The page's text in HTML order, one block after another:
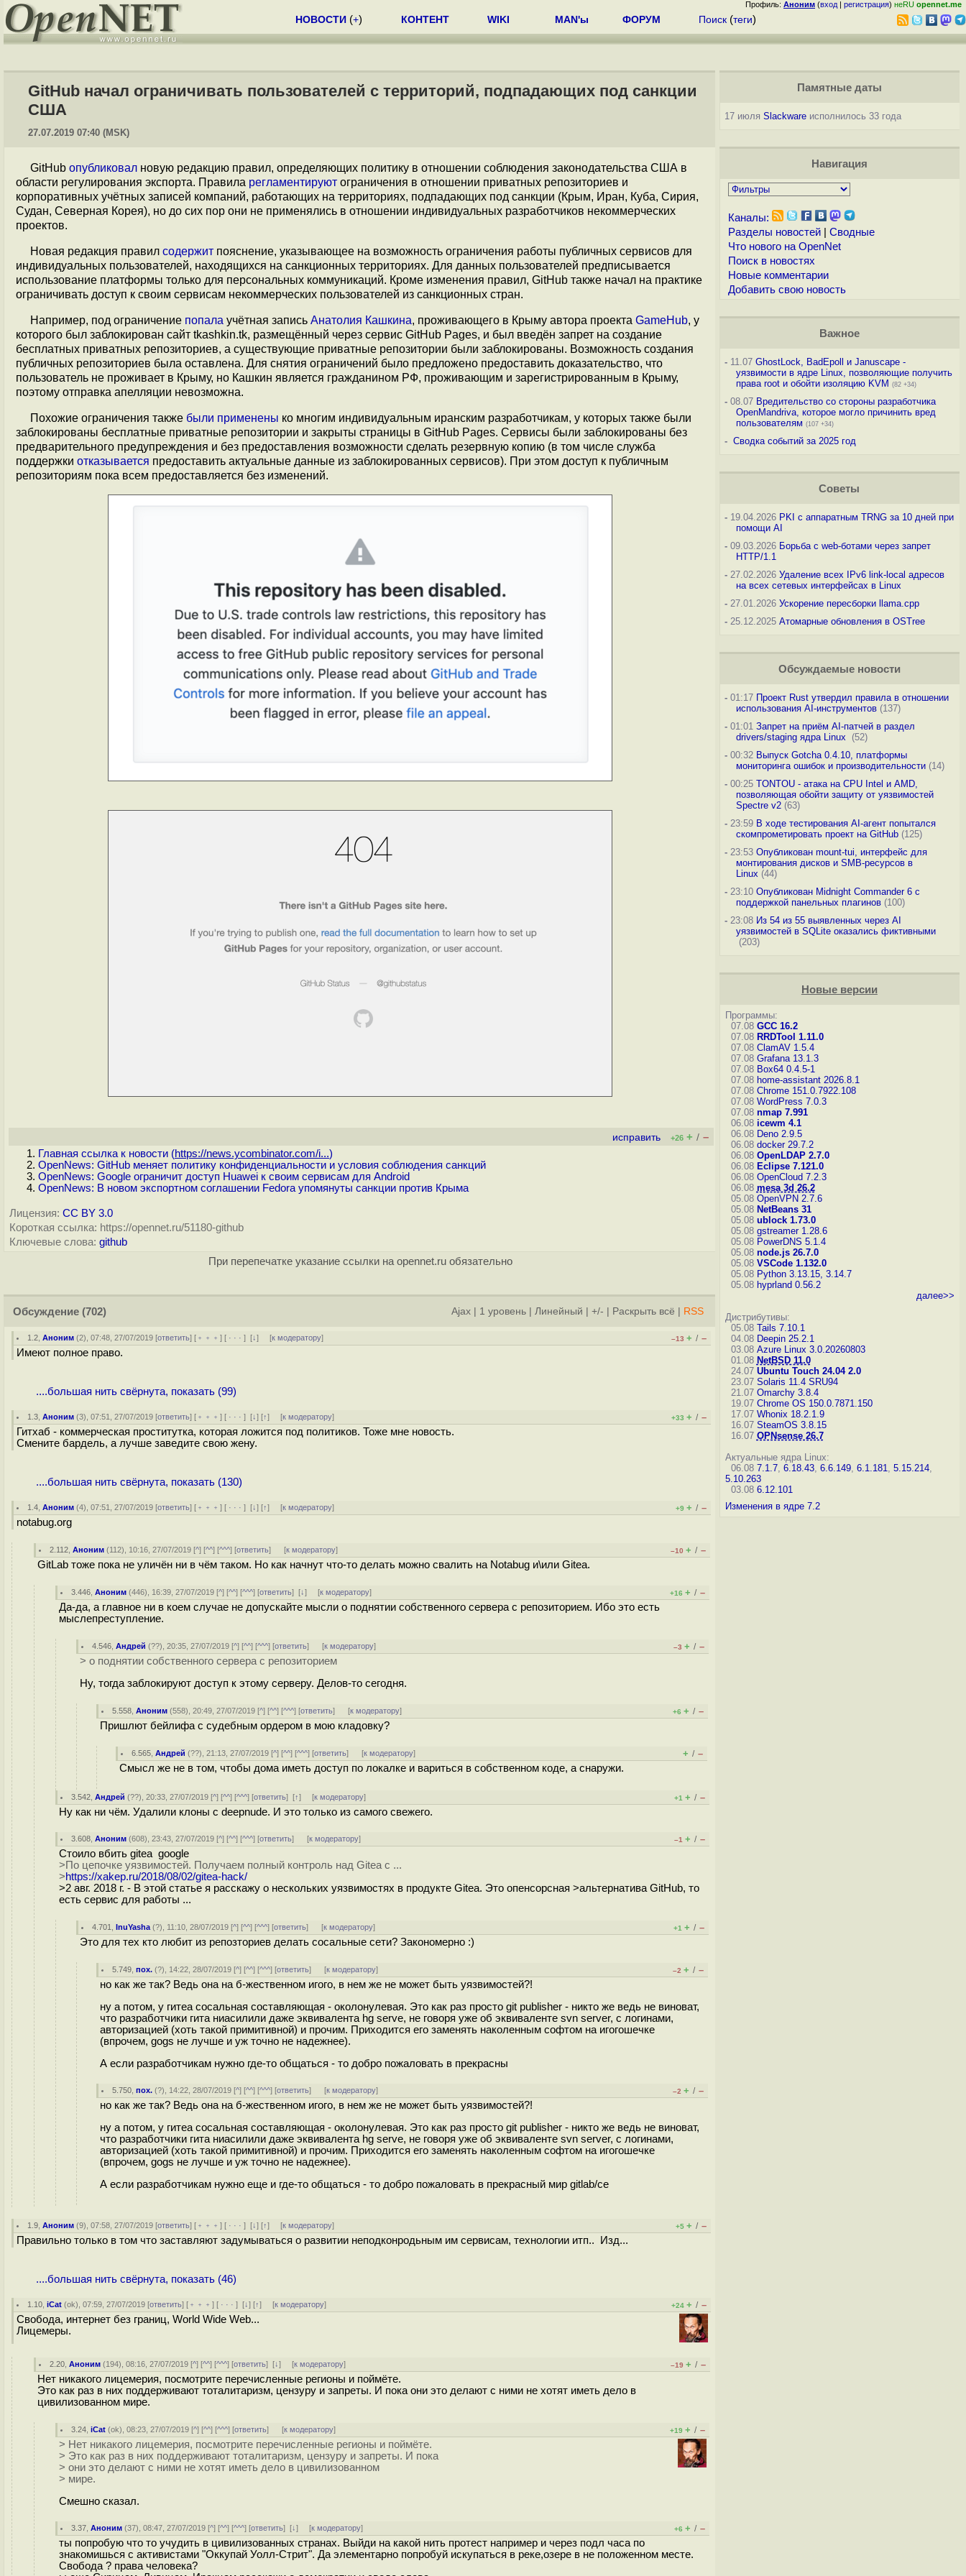
Профиль: Аноним (вход | регистрация) неRU opennet.me
НОВОСТИ (+) КОНТЕНТ WIKI MAN'ы ФОРУМ Поиск (теги)
GitHub начал ограничивать пользователей с территорий, подпадающих под санкции
США
27.07.2019 07:40 (MSK)
GitHub опубликовал новую редакцию правил, определяющих политику в отношении соблюдения законодательства США в
области регулирования экспорта. Правила регламентируют ограничения в отношении приватных репозиториев и
корпоративных учётных записей компаний, работающих на территориях, подпадающих под санкции (Крым, Иран, Куба, Сирия,
Судан, Северная Корея), но до сих пор они не применялись в отношении индивидуальных разработчиков некоммерческих
проектов.
Новая редакция правил содержит пояснение, указывающее на возможность ограничения работы публичных сервисов для
индивидуальных пользователей, находящихся на санкционных территориях. Для данных пользователей предписывается
использование платформы только для персональных коммуникаций. Кроме изменения правил, GitHub также начал на практике
ограничивать доступ к своим сервисам некоммерческих пользователей из санкционных стран.
Например, под ограничение попала учётная запись Анатолия Кашкина, проживающего в Крыму автора проекта GameHub, у
которого был заблокирован сайт tkashkin.tk, размещённый через сервис GitHub Pagеs, и был введён запрет на создание
бесплатных приватных репозиториев, а существующие приватные репозитории были заблокированы. Возможность создания
публичных репозиториев была оставлена. Для снятия ограничений было предложено предоставить доказательство, что
пользователь не проживает в Крыму, но Кашкин является гражданином РФ, проживающим и зарегистрированным в Крыму,
поэтому отправка апелляции невозможна.
Похожие ограничения также были применены ко многим индивидуальным иранским разработчикам, у которых также были
заблокированы бесплатные приватные репозитории и закрыты страницы в GitHub Pagеs. Сервисы были заблокированы без
предварительного предупреждения и без предоставления возможности сделать резервную копию (в том числе служба
поддержки отказывается предоставить актуальные данные из заблокированных сервисов). При этом доступ к публичным
репозиториям пока всем предоставляется без изменений.
исправить +26 + / –
Главная ссылка к новости (https://news.ycombinator.com/i...)
OpenNews: GitHub меняет политику конфиденциальности и условия соблюдения санкций
OpenNews: Google ограничит доступ Huawei к своим сервисам для Android
OpenNews: В новом экспортном соглашении Fedora упомянуты санкции против Крыма
Лицензия: CC BY 3.0
Короткая ссылка: https://opennet.ru/51180-github
Ключевые слова: github
При перепечатке указание ссылки на opennet.ru обязательно
Обсуждение (702) Ajax 1 уровень Линейный +/- Раскрыть всё RSS
1.2 ,Аноним (2), 07:48, 27/07/2019 [ответить] [ ﹢﹢﹢] [ · · ·][↓] [к модератору] –13 + / –
Имеют полное право.
....большая нить свёрнута, показать (99)
1.3 ,Аноним (3), 07:51, 27/07/2019 [ответить] [ ﹢﹢﹢] [ · · ·][↓] [↑] [к модератору] +33 + / –
Гитхаб - коммерческая проститутка, которая ложится под политиков. Тоже мне новость.
Смените бардель, а лучше заведите свою жену.
....большая нить свёрнута, показать (130)
1.4 ,Аноним (4), 07:51, 27/07/2019 [ответить] [ ﹢﹢﹢] [ · · ·][↓] [↑] [к модератору] +9 + / –
notabug.org
2.112 ,Аноним (112), 10:16, 27/07/2019 [^] [^^] [^^^] [ответить] [к модератору] –10 + / –
GitLab тоже пока не уличён ни в чём таком. Но как начнут что-то делать можно свалить на Notabug и\или Gitea.
3.446 ,Аноним (446), 16:39, 27/07/2019 [^] [^^] [^^^] [ответить][↓] [к модератору] +16 + / –
Да-да, а главное ни в коем случае не допускайте мысли о поднятии собственного сервера с репозиторием. Ибо это есть
мыслепреступление.
4.546 ,Андрей (??), 20:35, 27/07/2019 [^] [^^] [^^^] [ответить] [к модератору] –3 + / –
> о поднятии собственного сервера с репозиторием
Ну, тогда заблокируют доступ к этому серверу. Делов-то сегодня.
5.558 ,Аноним (558), 20:49, 27/07/2019 [^] [^^] [^^^] [ответить] [к модератору] +6 + / –
Пришлют бейлифа с судебным ордером в мою кладовку?
6.565 ,Андрей (??), 21:13, 27/07/2019 [^] [^^] [^^^] [ответить] [к модератору] + / –
Смысл же не в том, чтобы дома иметь доступ по локалке и вариться в собственном коде, а снаружи.
3.542 ,Андрей (??), 20:33, 27/07/2019 [^] [^^] [^^^] [ответить][↑] [к модератору] +1 + / –
Ну как ни чём. Удалили клоны с deepnude. И это только из самого свежего.
3.608 ,Аноним (608), 23:43, 27/07/2019 [^] [^^] [^^^] [ответить] [к модератору] –1 + / –
Стоило вбить gitea google
>По цепочке уязвимостей. Получаем полный контроль над Gitea с ...
>https://xakep.ru/2018/08/02/gitea-hack/
>2 авг. 2018 г. - В этой статье я расскажу о нескольких уязвимостях в продукте Gitea. Это опенсорсная >альтернатива GitHub, то
есть сервис для работы ...
4.701 ,InuYasha (?), 11:10, 28/07/2019 [^] [^^] [^^^] [ответить] [к модератору] +1 + / –
Это для тех кто любит из репозториев делать сосальные сети? Закономерно :)
5.749 ,пох. (?), 14:22, 28/07/2019 [^] [^^] [^^^] [ответить] [к модератору] –2 + / –
но как же так? Ведь она на б-жественном игого, в нем же не может быть уязвимостей?!
ну а потом, у гитеа сосальная составляющая - околонулевая. Это как раз просто git publisher - никто же ведь не виноват,
что разработчики гита ниасилили даже эквивалента hg serve, не говоря уже об эквиваленте svn server, с логинами,
авторизацией (хоть такой примитивной) и прочим. Приходится его заменять наколенным софтом на игогошечке
(впрочем, gogs не лучше и уж точно не надежнее).
А если разработчикам нужно где-то общаться - то добро пожаловать в прекрасны
5.750 ,пох. (?), 14:22, 28/07/2019 [^] [^^] [^^^] [ответить] [к модератору] –2 + / –
но как же так? Ведь она на б-жественном игого, в нем же не может быть уязвимостей?!
ну а потом, у гитеа сосальная составляющая - околонулевая. Это как раз просто git publisher - никто же ведь не виноват,
что разработчики гита ниасилили даже эквивалента hg serve, не говоря уже об эквиваленте svn server, с логинами,
авторизацией (хоть такой примитивной) и прочим. Приходится его заменять наколенным софтом на игогошечке
(впрочем, gogs не лучше и уж точно не надежнее).
А если разработчикам нужно еще и где-то общаться - то добро пожаловать в прекрасный мир gitlab/ce
1.9 ,Аноним (9), 07:58, 27/07/2019 [ответить] [ ﹢﹢﹢] [ · · ·][↓] [↑] [к модератору] +5 + / –
Правильно только в том что заставляют задумываться о развитии неподконродьным им сервисам, технологии итп.. Изд...
....большая нить свёрнута, показать (46)
1.10 ,iCat (ok), 07:59, 27/07/2019 [ответить] [ ﹢﹢﹢] [ · · ·][↓] [↑] [к модератору] +24 + / –
Свобода, интернет без границ, World Wide Web...
Лицемеры.
2.20 ,Аноним (194), 08:16, 27/07/2019 [^] [^^] [^^^] [ответить][↓] [к модератору] –19 + / –
Нет никакого лицемерия, посмотрите перечисленные регионы и поймёте.
Это как раз в них поддерживают тоталитаризм, цензуру и запреты. И пока они это делают с ними не хотят иметь дело в
цивилизованном мире.
3.24 ,iCat (ok), 08:23, 27/07/2019 [^] [^^] [^^^] [ответить] [к модератору] +19 + / –
> Нет никакого лицемерия, посмотрите перечисленные регионы и поймёте.
> Это как раз в них поддерживают тоталитаризм, цензуру и запреты. И пока
> они это делают с ними не хотят иметь дело в цивилизованном
> мире.
Смешно сказал.
3.37 ,Аноним (37), 08:47, 27/07/2019 [^] [^^] [^^^] [ответить][↓] [к модератору] +6 + / –
ты попробую что то учудить в цивилизованных странах. Выйди на какой нить протест например и через подл часа по
знакомишься с активистами "Оккупай Уолл-Стрит". Да элементарно попробуй искупаться в реке,озере в не положенном месте.
Свобода ? права человека?
Памятные даты
17 июля Slackwareисполнилось 33 года
Навигация
Каналы:
Разделы новостей| Сводные
Что нового на OpenNet
Поиск в новостях
Новые комментарии
Добавить свою новость
Важное
-11.07 GhostLock, BadEpoll и Januscape -
уязвимости в ядре Linux, позволяющие получить
права root и обойти изоляцию KVM (82 +34)
-08.07 Вредительство со стороны разработчика
OpenMandriva, которое могло причинить вред
пользователям (107 +34)
- Сводка событий за 2025 год
Советы
-19.04.2026 PKI с аппаратным TRNG за 10 дней при
помощи AI
-09.03.2026 Борьба с web-ботами через запрет
HTTP/1.1
-27.02.2026 Удаление всех IPv6 link-local адресов
на всех сетевых интерфейсах в Linux
-27.01.2026 Ускорение пересборки llama.cpp
-25.12.2025 Атомарные обновления в OSTree
Обсуждаемые новости
-01:17 Проект Rust утвердил правила в отношении
использования AI-инструментов(137)
-01:01 Запрет на приём AI-патчей в раздел
drivers/staging ядра Linux
(52)
-00:32 Выпуск Gotcha 0.4.10, платформы
мониторинга ошибок и производительности(14)
-00:25 TONTOU - атака на CPU Intel и AMD,
позволяющая обойти защиту от уязвимостей
Spectre v2(63)
-23:59 В ходе тестирования AI-агент попытался
скомпрометировать проект на GitHub(125)
-23:53 Опубликован mount-tui, интерфейс для
монтирования дисков и SMB-ресурсов в
Linux (44)
-23:10 Опубликован Midnight Commander 6 c
поддержкой панельных плагинов(100)
-23:08 Из 54 из 55 выявленных через AI
уязвимостей в SQLite оказались фиктивными
(203)
Новые версии
Программы:
07.08 GCC 16.2
07.08 RRDTool 1.11.0
07.08 ClamAV 1.5.4
07.08 Grafana 13.1.3
07.08 Box64 0.4.5-1
07.08 home-assistant 2026.8.1
07.08 Chrome 151.0.7922.108
07.08 WordPress 7.0.3
07.08 nmap 7.991
06.08 icewm 4.1
06.08 Deno 2.9.5
06.08 docker 29.7.2
06.08 OpenLDAP 2.7.0
06.08 Eclipse 7.121.0
06.08 OpenCloud 7.2.3
06.08 mesa 3d 26.2
05.08 OpenVPN 2.7.6
05.08 NetBeans 31
05.08 ublock 1.73.0
05.08 gstreamer 1.28.6
05.08 PowerDNS 5.1.4
05.08 node.js 26.7.0
05.08 VSCode 1.132.0
05.08 Python 3.13.15, 3.14.7
05.08 hyprland 0.56.2
далее>>
Дистрибутивы:
05.08 Tails 7.10.1
04.08 Deepin 25.2.1
03.08 Azure Linux 3.0.20260803
01.08 NetBSD 11.0
24.07 Ubuntu Touch 24.04 2.0
23.07 Solaris 11.4 SRU94
21.07 Omarchy 3.8.4
19.07 Chrome OS 150.0.7871.150
17.07 Whonix 18.2.1.9
16.07 SteamOS 3.8.15
16.07 OPNsense 26.7
Актуальные ядра Linux:
06.08 7.1.7, 6.18.43, 6.6.149, 6.1.181, 5.15.214,
5.10.263
03.08 6.12.101
Изменения в ядре 7.2